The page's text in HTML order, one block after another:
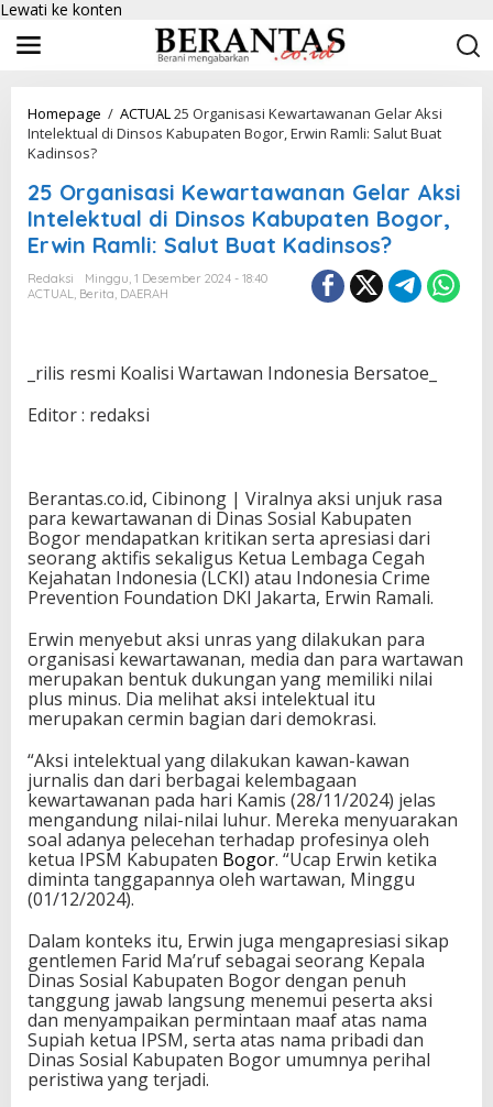
Lewati ke konten
Homepage / ACTUAL25 Organisasi Kewartawanan Gelar Aksi
Intelektual di Dinsos Kabupaten Bogor, Erwin Ramli: Salut Buat
Kadinsos?
25 Organisasi Kewartawanan Gelar Aksi
Intelektual di Dinsos Kabupaten Bogor,
Erwin Ramli: Salut Buat Kadinsos?
Redaksi
Minggu, 1 Desember 2024 - 18:40
ACTUAL, Berita, DAERAH
_rilis resmi Koalisi Wartawan Indonesia Bersatoe_
Editor : redaksi
Berantas.co.id, Cibinong | Viralnya aksi unjuk rasa
para kewartawanan di Dinas Sosial Kabupaten
Bogor mendapatkan kritikan serta apresiasi dari
seorang aktifis sekaligus Ketua Lembaga Cegah
Kejahatan Indonesia (LCKI) atau Indonesia Crime
Prevention Foundation DKI Jakarta, Erwin Ramali.
Erwin menyebut aksi unras yang dilakukan para
organisasi kewartawanan, media dan para wartawan
merupakan bentuk dukungan yang memiliki nilai
plus minus. Dia melihat aksi intelektual itu
merupakan cermin bagian dari demokrasi.
“Aksi intelektual yang dilakukan kawan-kawan
jurnalis dan dari berbagai kelembagaan
kewartawanan pada hari Kamis (28/11/2024) jelas
mengandung nilai-nilai luhur. Mereka menyuarakan
soal adanya pelecehan terhadap profesinya oleh
ketua IPSM Kabupaten Bogor. “Ucap Erwin ketika
diminta tanggapannya oleh wartawan, Minggu
(01/12/2024).
Dalam konteks itu, Erwin juga mengapresiasi sikap
gentlemen Farid Ma’ruf sebagai seorang Kepala
Dinas Sosial Kabupaten Bogor dengan penuh
tanggung jawab langsung menemui peserta aksi
dan menyampaikan permintaan maaf atas nama
Supiah ketua IPSM, serta atas nama pribadi dan
Dinas Sosial Kabupaten Bogor umumnya perihal
peristiwa yang terjadi.